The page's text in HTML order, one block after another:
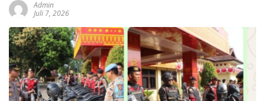
Admin
Juli 7, 2026